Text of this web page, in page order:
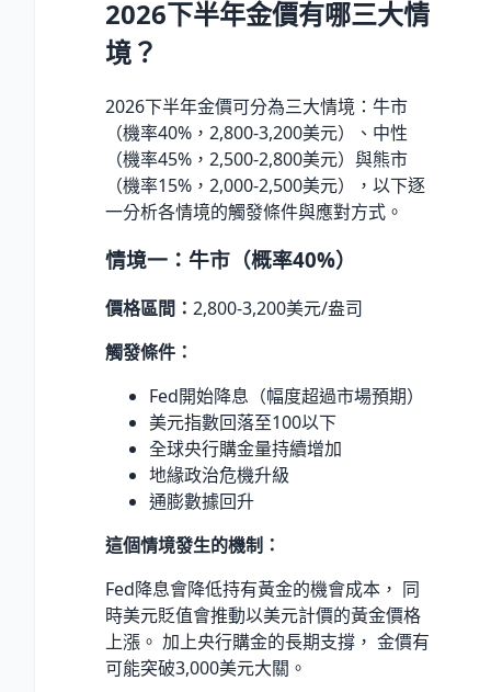
2026下半年金價有哪三大情
境？
2026下半年金價可分為三大情境：牛市
（機率40%，2,800-3,200美元）、中性
（機率45%，2,500-2,800美元）與熊市
（機率15%，2,000-2,500美元），以下逐
一分析各情境的觸發條件與應對方式。
情境一：牛市（概率40%）
價格區間： 2,800-3,200美元/盎司
觸發條件：
Fed開始降息（幅度超過市場預期）
美元指數回落至100以下
全球央行購金量持續增加
地緣政治危機升級
通膨數據回升
這個情境發生的機制：
Fed降息會降低持有黃金的機會成本， 同
時美元貶值會推動以美元計價的黃金價格
上漲。 加上央行購金的長期支撐， 金價有
可能突破3,000美元大關。